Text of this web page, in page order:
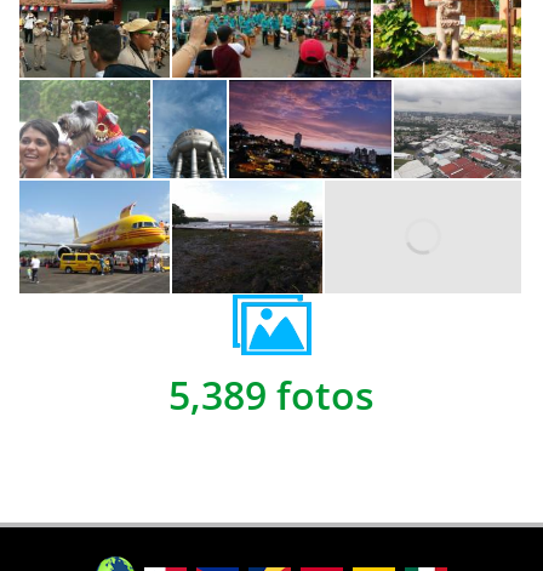
5,389 fotos